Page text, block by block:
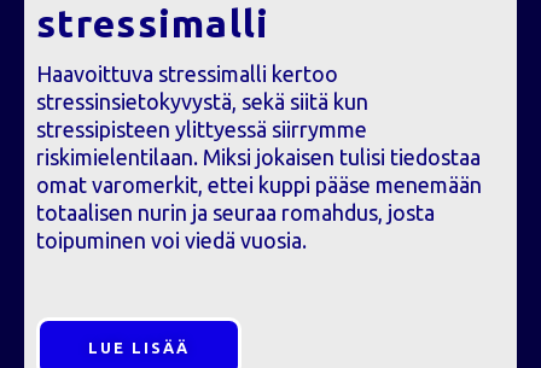
stressimalli
Haavoittuva stressimalli kertoo
stressinsietokyvystä, sekä siitä kun
stressipisteen ylittyessä siirrymme
riskimielentilaan. Miksi jokaisen tulisi tiedostaa
omat varomerkit, ettei kuppi pääse menemään
totaalisen nurin ja seuraa romahdus, josta
toipuminen voi viedä vuosia.
LUE LISÄÄ